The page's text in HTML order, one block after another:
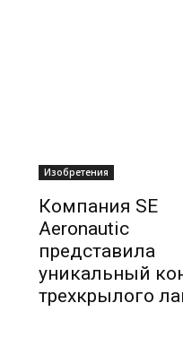
Изобретения
Компания SE
Aeronautic
представила
уникальный
трехкрылого